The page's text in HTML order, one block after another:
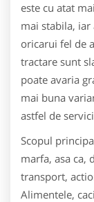
este cu atat
mai stabila,
oricarui fel de
tractare sunt
poate avaria
mai buna
astfel de
Scopul
marfa, asa ca,
transport,
Alimentele,